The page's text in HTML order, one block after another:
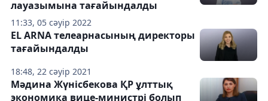
11:33, 05 сәуір 2022
лауазымына тағайындалды
18:48, 22 сәуір 2021
EL ARNA телеарнасының директоры
тағайындалды
Мәдина Жүнісбекова ҚР ұлттық
экономика вице-министрі болып